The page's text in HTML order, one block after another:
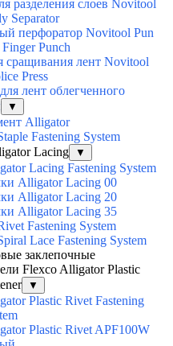
разделения слоев Novitool
Separator
перфоратор Novitool Pun
Punch
сращивания лент Novitool
Press
лент облегченного
▼
Alligator
Fastening System
Lacing
▼
Lacing Fastening System
Alligator Lacing 00
Alligator Lacing 20
Alligator Lacing 35
Fastening System
Lace Fastening System
заклепочные
Flexco Alligator Plastic
▼
Plastic Rivet Fastening
Plastic Rivet APF100W